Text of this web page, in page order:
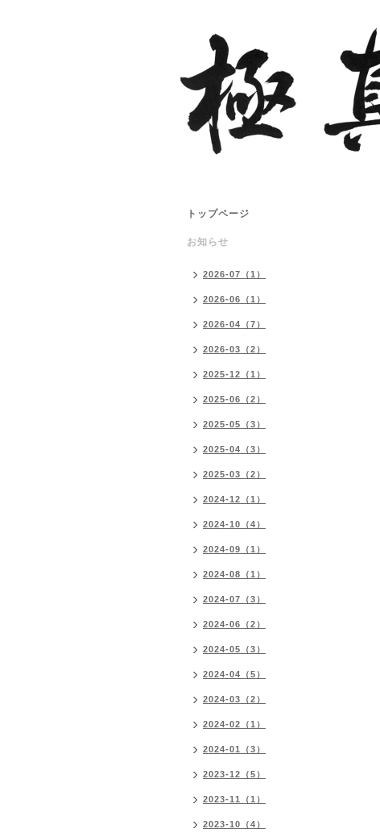
トップページ
お知らせ
2026-07（1）
2026-06（1）
2026-04（7）
2026-03（2）
2025-12（1）
2025-06（2）
2025-05（3）
2025-04（3）
2025-03（2）
2024-12（1）
2024-10（4）
2024-09（1）
2024-08（1）
2024-07（3）
2024-06（2）
2024-05（3）
2024-04（5）
2024-03（2）
2024-02（1）
2024-01（3）
2023-12（5）
2023-11（1）
2023-10（4）